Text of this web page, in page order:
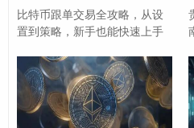
用：
货币交易，认为其与国家
于非法活动。
比特币跟单交易全攻略，从设
置到策略，新手也能快速上手